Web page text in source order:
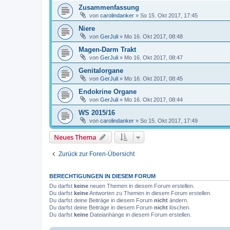
Zusammenfassung
von carolindanker » So 15. Okt 2017, 17:45
Niere
von GerJuli » Mo 16. Okt 2017, 08:48
Magen-Darm Trakt
von GerJuli » Mo 16. Okt 2017, 08:47
Genitalorgane
von GerJuli » Mo 16. Okt 2017, 08:45
Endokrine Organe
von GerJuli » Mo 16. Okt 2017, 08:44
WS 2015/16
von carolindanker » So 15. Okt 2017, 17:49
Neues Thema
Zurück zur Foren-Übersicht
BERECHTIGUNGEN IN DIESEM FORUM
Du darfst keine neuen Themen in diesem Forum erstellen.
Du darfst keineAntworten zu Themen in diesem Forum erstellen.
Du darfst deine Beiträge in diesem Forum nicht ändern.
Du darfst deine Beiträge in diesem Forum nicht löschen.
Du darfst keine Dateianhänge in diesem Forum erstellen.